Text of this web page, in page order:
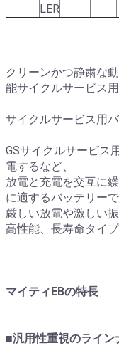
LER
クリーンかつ静粛な
能サイクルサービス
サイクルサービス用
GSサイクルサービス
電するなど、
放電と充電を交互に
に適するバッテリーで
厳しい放電や激しい
高性能、長寿命タイプ
マイティEBの特長
■汎用性重視のライン